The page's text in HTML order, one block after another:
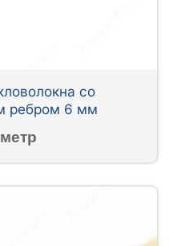
со
ребром 6 мм